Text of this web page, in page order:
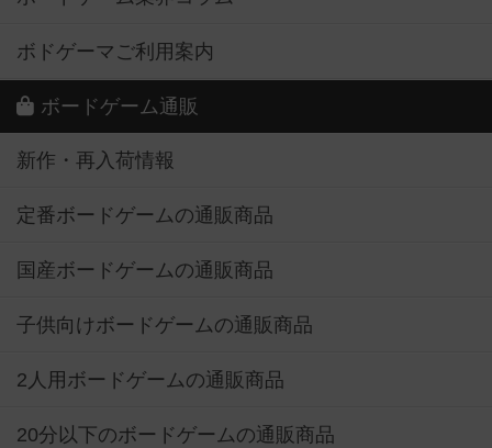
ボドゲーマご利用案内
ボードゲーム通販
新作・再入荷情報
定番ボードゲームの通販商品
国産ボードゲームの通販商品
子供向けボードゲームの通販商品
2人用ボードゲームの通販商品
20分以下のボードゲームの通販商品